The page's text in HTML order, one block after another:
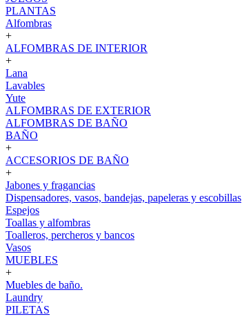
PLANTAS
Alfombras
+
ALFOMBRAS DE INTERIOR
+
Lana
Lavables
Yute
ALFOMBRAS DE EXTERIOR
ALFOMBRAS DE BAÑO
BAÑO
+
ACCESORIOS DE BAÑO
+
Jabones y fragancias
Dispensadores, vasos, bandejas, papeleras y escobillas
Espejos
Toallas y alfombras
Toalleros, percheros y bancos
Vasos
MUEBLES
+
Muebles de baño.
Laundry
PILETAS